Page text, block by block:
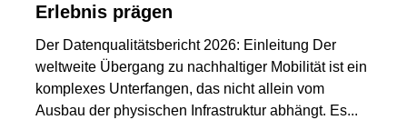
Erlebnis prägen
Der Datenqualitätsbericht 2026: Einleitung Der
weltweite Übergang zu nachhaltiger Mobilität ist ein
komplexes Unterfangen, das nicht allein vom
Ausbau der physischen Infrastruktur abhängt. Es...